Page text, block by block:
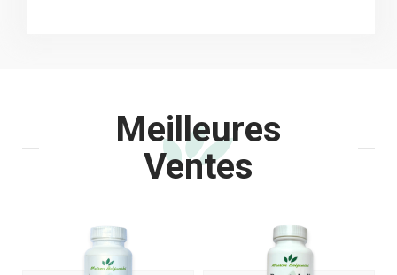
Meilleures
Ventes